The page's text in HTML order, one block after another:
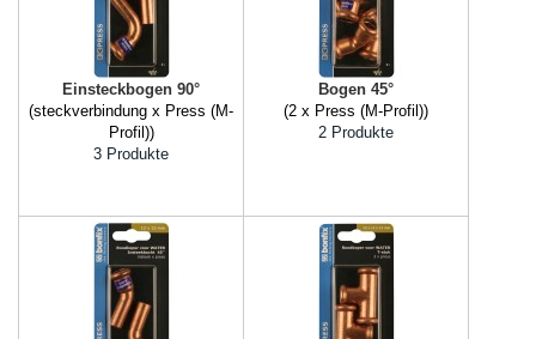
Einsteckbogen 90°
(steckverbindung x Press (M-
Profil))
3 Produkte
Bogen 45°
(2 x Press (M-Profil))
2 Produkte